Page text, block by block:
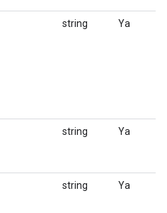
string Ya
string Ya
string Ya